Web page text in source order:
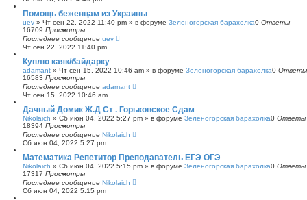
Помощь беженцам из Украины
uev » Чт сен 22, 2022 11:40 pm » в форуме Зеленогорская барахолка0 Ответы
16709 Просмотры
Последнее сообщение uev
Чт сен 22, 2022 11:40 pm
Куплю каяк/байдарку
adamant » Чт сен 15, 2022 10:46 am » в форуме Зеленогорская барахолка0 Ответы
16583 Просмотры
Последнее сообщение adamant
Чт сен 15, 2022 10:46 am
Дачный Домик Ж.Д Ст . Горьковское Сдам
Nikolaich » Сб июн 04, 2022 5:27 pm » в форуме Зеленогорская барахолка0 Ответы
18394 Просмотры
Последнее сообщение Nikolaich
Сб июн 04, 2022 5:27 pm
Математика Репетитор Преподаватель ЕГЭ ОГЭ
Nikolaich » Сб июн 04, 2022 5:15 pm » в форуме Зеленогорская барахолка0 Ответы
17317 Просмотры
Последнее сообщение Nikolaich
Сб июн 04, 2022 5:15 pm